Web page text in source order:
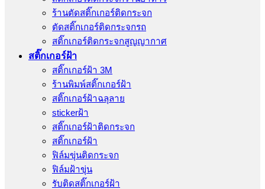
ร้านตัดสติ๊กเกอร์ติดกระจก
ตัดสติ๊กเกอร์ติดกระจกรถ
สติ๊กเกอร์ติดกระจกสูญญากาศ
สติ๊กเกอร์ฝ้า
สติ๊กเกอร์ฝ้า 3M
ร้านพิมพ์สติ๊กเกอร์ฝ้า
สติ๊กเกอร์ฝ้าฉลุลาย
stickerฝ้า
สติ๊กเกอร์ฝ้าติดกระจก
สติ๊กเกอร์ฝ้า
ฟิล์มขุ่นติดกระจก
ฟิล์มฝ้าขุ่น
รับติดสติ๊กเกอร์ฝ้า